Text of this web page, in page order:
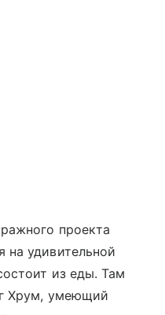
проекта
на удивительной
из еды. Там
Хрум, умеющий